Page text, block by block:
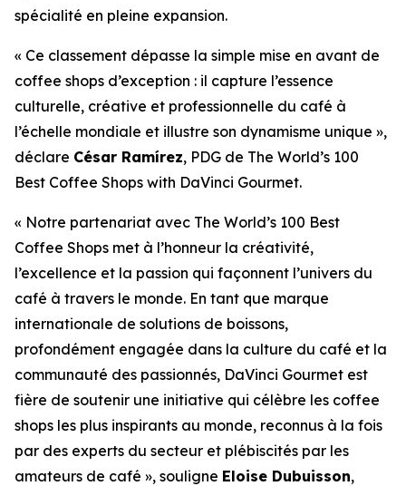
spécialité en pleine expansion.
« Ce classement dépasse la simple mise en avant de
coffee shops d’exception : il capture l’essence
culturelle, créative et professionnelle du café à
l’échelle mondiale et illustre son dynamisme unique »,
déclare César Ramírez, PDG de The World’s 100
Best Coffee Shops with DaVinci Gourmet.
« Notre partenariat avec The World’s 100 Best
Coffee Shops met à l’honneur la créativité,
l’excellence et la passion qui façonnent l’univers du
café à travers le monde. En tant que marque
internationale de solutions de boissons,
profondément engagée dans la culture du café et la
communauté des passionnés, DaVinci Gourmet est
fière de soutenir une initiative qui célèbre les coffee
shops les plus inspirants au monde, reconnus à la fois
par des experts du secteur et plébiscités par les
amateurs de café », souligne Eloise Dubuisson,